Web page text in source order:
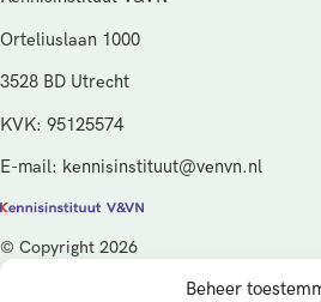
Beheer
Orteliuslaan 1000
3528 BD Utrecht
KVK: 95125574
E-mail: kennisinstituut@venvn.nl
© Copyright 2026